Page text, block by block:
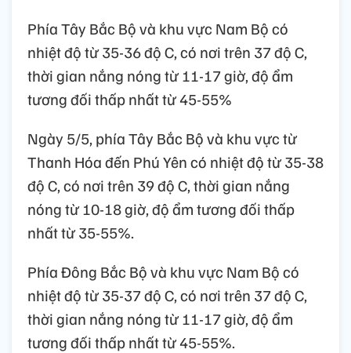
Phía Tây Bắc Bộ và khu vực Nam Bộ có
nhiệt độ từ 35-36 độ C, có nơi trên 37 độ C,
thời gian nắng nóng từ 11-17 giờ, độ ẩm
tương đối thấp nhất từ 45-55%
Ngày 5/5, phía Tây Bắc Bộ và khu vực từ
Thanh Hóa đến Phú Yên có nhiệt độ từ 35-38
độ C, có nơi trên 39 độ C, thời gian nắng
nóng từ 10-18 giờ, độ ẩm tương đối thấp
nhất từ 35-55%.
Phía Đông Bắc Bộ và khu vực Nam Bộ có
nhiệt độ từ 35-37 độ C, có nơi trên 37 độ C,
thời gian nắng nóng từ 11-17 giờ, độ ẩm
tương đối thấp nhất từ 45-55%.